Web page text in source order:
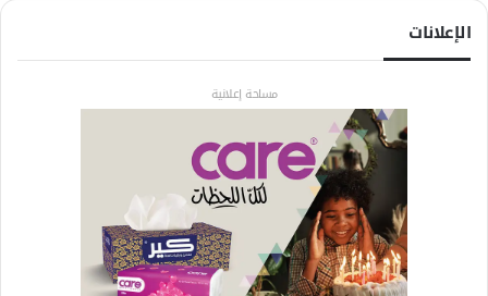
الإعلانات
مساحة إعلانية